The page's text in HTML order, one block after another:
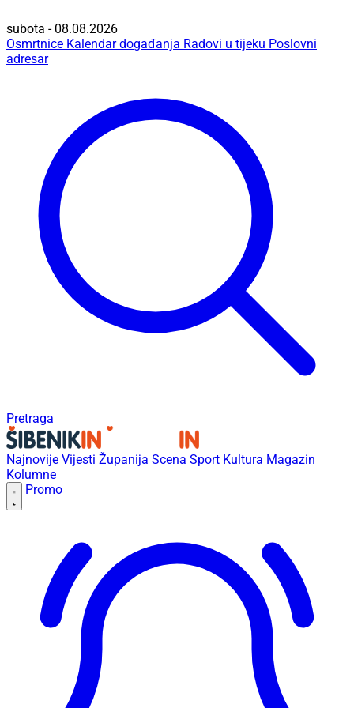
subota - 08.08.2026
Osmrtnice Kalendar događanja Radovi u tijeku Poslovni
adresar
Pretraga
Najnovije Vijesti Županija Scena Sport Kultura Magazin
Kolumne
Promo